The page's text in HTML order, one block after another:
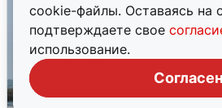
cookie-файлы. Оставаясь на
подтверждаете свое
использование.
Согласен